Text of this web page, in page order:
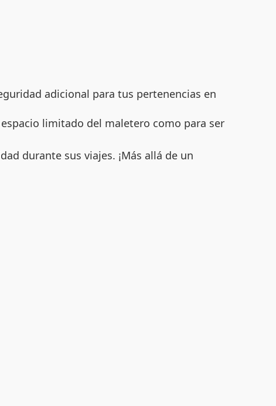
adicional para tus pertenencias en
limitado del maletero como para ser
durante sus viajes. ¡Más allá de un